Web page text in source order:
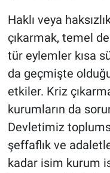
Haklı veya
çıkarmak, temel
tür eylemler kısa
da geçmişte
etkiler. Kriz
kurumların da
Devletimiz
şeffaflık ve
kadar isim kurum